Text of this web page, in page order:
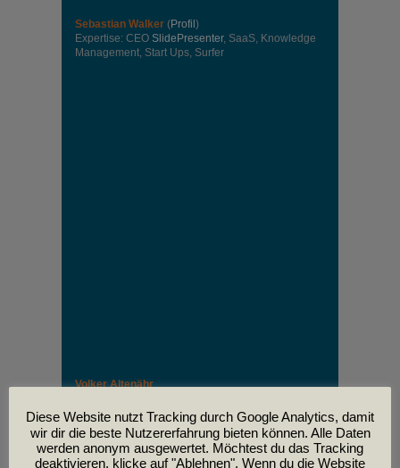
Sebastian Walker (Profil )
Expertise: CEO SlidePresenter, SaaS, Knowledge
Management, Start Ups, Surfer
Volker Altenähr
leider am
30. April im Alter von 81 Jahren verstorben.
Diese Website nutzt Tracking durch Google Analytics, damit
wir dir die beste Nutzererfahrung bieten können. Alle Daten
werden anonym ausgewertet. Möchtest du das Tracking
deaktivieren, klicke auf "Ablehnen". Wenn du die Website